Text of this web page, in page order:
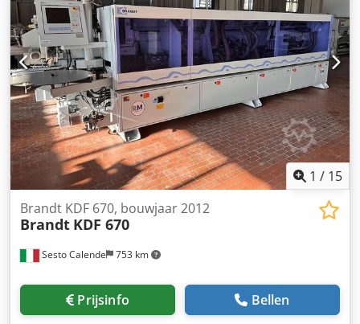
1 / 15
Sesto Calende 753 km
Brandt KDF 670, bouwjaar 2012
Brandt KDF 670
Prijsinfo Bellen